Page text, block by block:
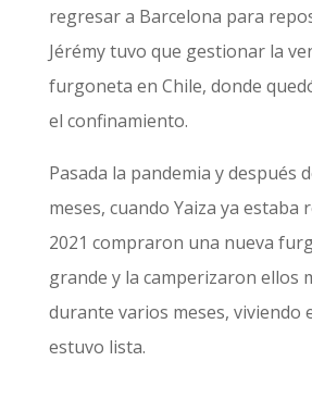
regresar a Barcelona para
Jérémy tuvo que gestionar la
furgoneta en Chile, donde
el confinamiento.
Pasada la pandemia y después
meses, cuando Yaiza ya estaba
2021 compraron una nueva
grande y la camperizaron ellos
durante varios meses, viviendo
estuvo lista.